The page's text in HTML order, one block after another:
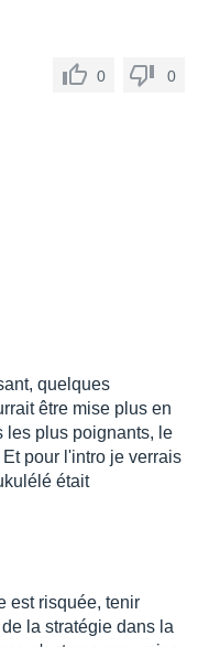
0 0
quelques
être mise plus en
les plus poignants, le
pour l'intro je verrais
était
est risquée, tenir
la stratégie dans la